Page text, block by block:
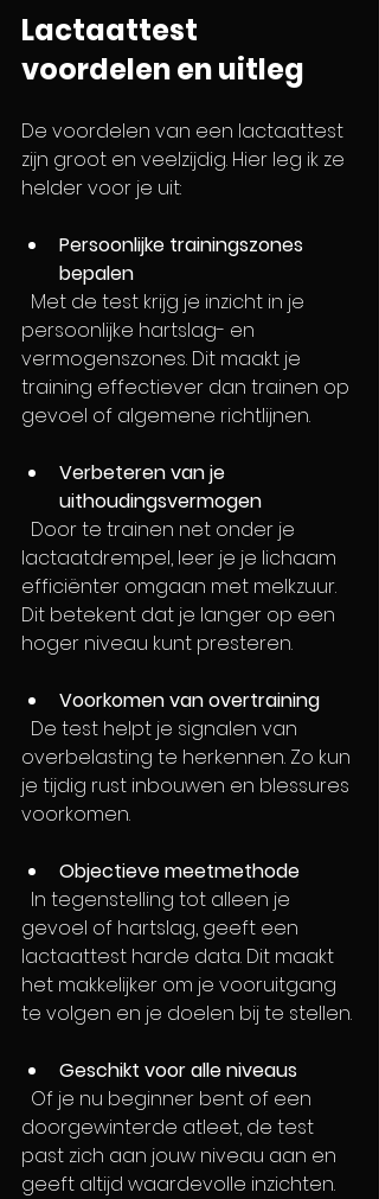
Lactaattest
voordelen en uitleg
De voordelen van een lactaattest
zijn groot en veelzijdig. Hier leg ik ze
helder voor je uit:
Persoonlijke trainingszones
bepalen
persoonlijke hartslag- en
vermogenszones. Dit maakt je
training effectiever dan trainen op
gevoel of algemene richtlijnen.
Verbeteren van je
uithoudingsvermogen
lactaatdrempel, leer je je lichaam
efficiënter omgaan met melkzuur.
Dit betekent dat je langer op een
hoger niveau kunt presteren.
Voorkomen van overtraining
overbelasting te herkennen. Zo kun
je tijdig rust inbouwen en blessures
voorkomen.
Objectieve meetmethode
gevoel of hartslag, geeft een
lactaattest harde data. Dit maakt
het makkelijker om je vooruitgang
te volgen en je doelen bij te stellen.
Geschikt voor alle niveaus
doorgewinterde atleet, de test
past zich aan jouw niveau aan en
geeft altijd waardevolle inzichten.